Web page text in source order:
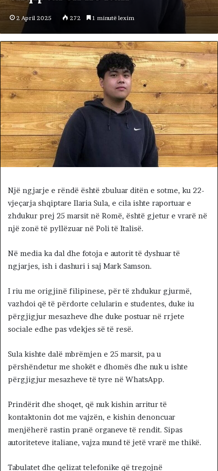
2 April 2025 272 1 minutë lexim
Një ngjarje e rëndë është zbuluar ditën e sotme, ku 22-
vjeçarja shqiptare Ilaria Sula, e cila ishte raportuar e
zhdukur prej 25 marsit në Romë, është gjetur e vrarë në
një zonë të pyllëzuar në Poli të Italisë.
Në media ka dal dhe fotoja e autorit të dyshuar të
ngjarjes, ish i dashuri i saj Mark Samson.
I riu me origjinë filipinese, për të zhdukur gjurmë,
vazhdoi që të përdorte celularin e studentes, duke iu
përgjigjur mesazheve dhe duke postuar në rrjete
sociale edhe pas vdekjes së të resë.
Sula kishte dalë mbrëmjen e 25 marsit, pa u
përshëndetur me shokët e dhomës dhe nuk u ishte
përgjigjur mesazheve të tyre në WhatsApp.
Prindërit dhe shoqet, që nuk kishin arritur të
kontaktonin dot me vajzën, e kishin denoncuar
menjëherë rastin pranë organeve të rendit. Sipas
autoriteteve italiane, vajza mund të jetë vrarë me thikë.
Tabulatet dhe qelizat telefonike që tregojnë